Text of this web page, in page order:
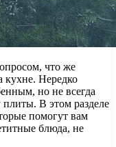
что же
кухне. Нередко
но не всегда
плиты. В этом разделе
помогут вам
блюда, не